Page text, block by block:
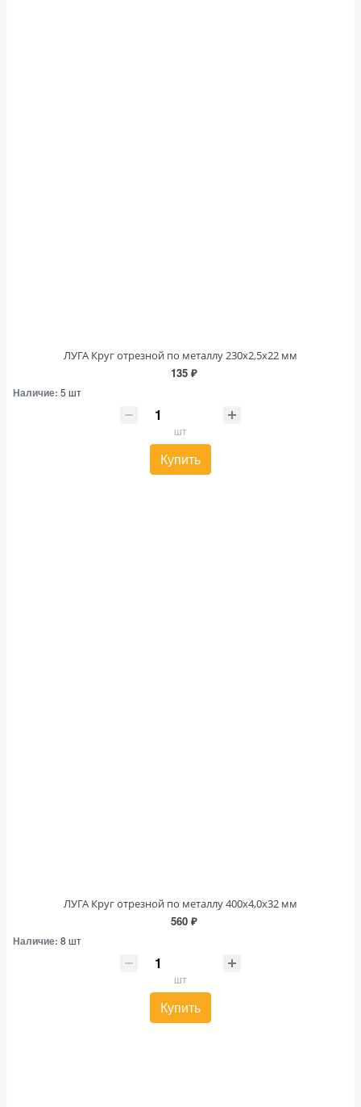
ЛУГА Круг отрезной по металлу 230х2,5х22 мм
135 ₽
Наличие: 5 шт
шт
Купить
ЛУГА Круг отрезной по металлу 400х4,0х32 мм
560 ₽
Наличие: 8 шт
шт
Купить